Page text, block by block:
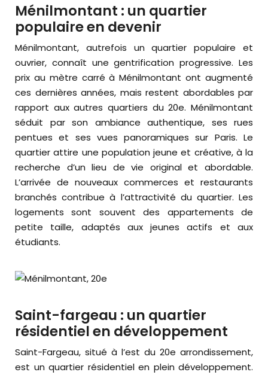
Ménilmontant : un quartier
populaire en devenir
Ménilmontant, autrefois un quartier populaire et
ouvrier, connaît une gentrification progressive. Les
prix au mètre carré à Ménilmontant ont augmenté
ces dernières années, mais restent abordables par
rapport aux autres quartiers du 20e. Ménilmontant
séduit par son ambiance authentique, ses rues
pentues et ses vues panoramiques sur Paris. Le
quartier attire une population jeune et créative, à la
recherche d’un lieu de vie original et abordable.
L’arrivée de nouveaux commerces et restaurants
branchés contribue à l’attractivité du quartier. Les
logements sont souvent des appartements de
petite taille, adaptés aux jeunes actifs et aux
étudiants.
Saint-fargeau : un quartier
résidentiel en développement
Saint-Fargeau, situé à l’est du 20e arrondissement,
est un quartier résidentiel en plein développement.